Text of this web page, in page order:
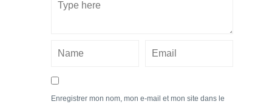
Enregistrer mon nom, mon e-mail et mon site dans le